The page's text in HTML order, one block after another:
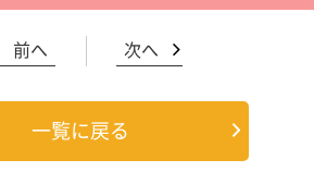
前へ 次へ
一覧に戻る